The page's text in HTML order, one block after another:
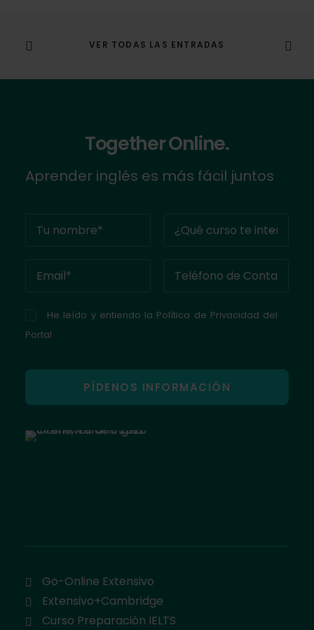
VER TODAS LAS ENTRADAS
Together Online.
Aprender inglés es más fácil juntos
He leído y entiendo la Política de Privacidad del
Portal
Go-Online Extensivo
Extensivo+Cambridge
Curso Preparación IELTS